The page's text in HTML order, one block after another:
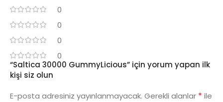
0
0
0
0
“Saltica 30000 GummyLicious” için yorum yapan ilk
kişi siz olun
E-posta adresiniz yayınlanmayacak. Gerekli alanlar * ile